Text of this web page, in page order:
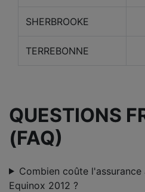
SHERBROOKE
TERREBONNE
QUESTIONS
(FAQ)
Combien coûte
Equinox 2012 ?